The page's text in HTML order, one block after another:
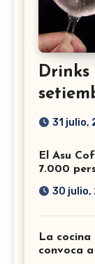
Drinks
31 julio,
El Asu
7.000
30 julio,
La cocina
convoca